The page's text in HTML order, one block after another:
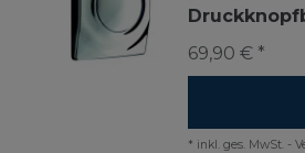
69,90 € *
* inkl. ges. MwSt. -